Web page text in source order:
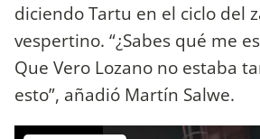
diciendo Tartu en el ciclo del
vespertino. “¿Sabes qué me
Que Vero Lozano no estaba
esto”, añadió Martín Salwe.